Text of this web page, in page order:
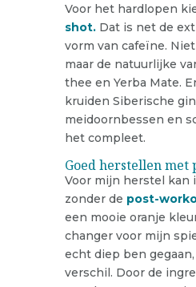
Voor het hardlopen
shot.Dat is net de
vorm van cafeïne.
maar de natuurlijke
thee en Yerba Mate.
kruiden Siberische
meidoornbessen en
het compleet.
Goed herstellen
Voor mijn herstel kan
zonder de post-
een mooie oranje
changer voor mijn
echt diep ben
verschil. Door de